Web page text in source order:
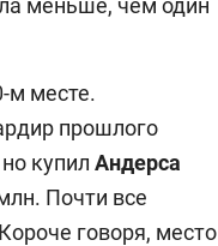
меньше, чем один
м месте.
прошлого
купил Андерса
Почти все
говоря, место